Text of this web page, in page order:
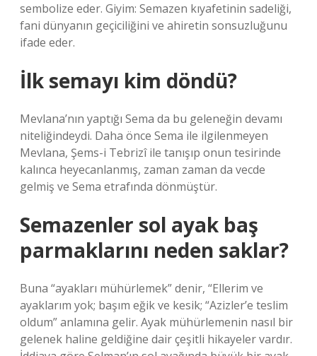
sembolize eder. Giyim: Semazen kıyafetinin sadeliği,
fani dünyanın geçiciliğini ve ahiretin sonsuzluğunu
ifade eder.
İlk semayı kim döndü?
Mevlana’nın yaptığı Sema da bu geleneğin devamı
niteliğindeydi. Daha önce Sema ile ilgilenmeyen
Mevlana, Şems-i Tebrizî ile tanışıp onun tesirinde
kalınca heyecanlanmış, zaman zaman da vecde
gelmiş ve Sema etrafında dönmüştür.
Semazenler sol ayak baş
parmaklarını neden saklar?
Buna “ayakları mühürlemek” denir, “Ellerim ve
ayaklarım yok; başım eğik ve kesik; “Azizler’e teslim
oldum” anlamına gelir. Ayak mühürlemenin nasıl bir
gelenek haline geldiğine dair çeşitli hikayeler vardır.